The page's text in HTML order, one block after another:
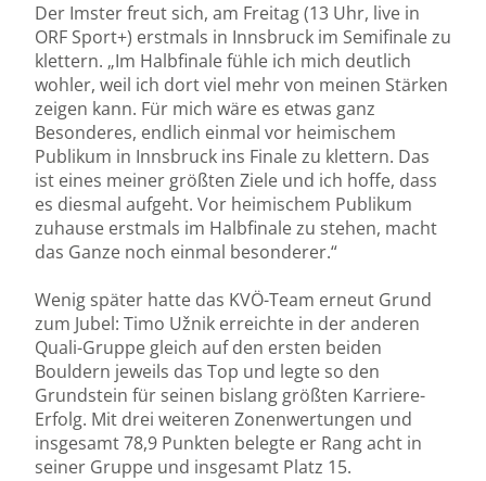
Der Imster freut sich, am Freitag (13 Uhr, live in
ORF Sport+) erstmals in Innsbruck im Semifinale zu
klettern. „Im Halbfinale fühle ich mich deutlich
wohler, weil ich dort viel mehr von meinen Stärken
zeigen kann. Für mich wäre es etwas ganz
Besonderes, endlich einmal vor heimischem
Publikum in Innsbruck ins Finale zu klettern. Das
ist eines meiner größten Ziele und ich hoffe, dass
es diesmal aufgeht. Vor heimischem Publikum
zuhause erstmals im Halbfinale zu stehen, macht
das Ganze noch einmal besonderer.“
Wenig später hatte das KVÖ-Team erneut Grund
zum Jubel: Timo Užnik erreichte in der anderen
Quali-Gruppe gleich auf den ersten beiden
Bouldern jeweils das Top und legte so den
Grundstein für seinen bislang größten Karriere-
Erfolg. Mit drei weiteren Zonenwertungen und
insgesamt 78,9 Punkten belegte er Rang acht in
seiner Gruppe und insgesamt Platz 15.